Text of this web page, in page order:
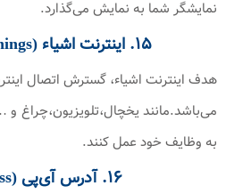
نمایشگر شما به نمایش می‌گذارد.
۱۵. اینترنت اشیاء (Internet of Things)
هدف اینترنت اشیاء، گسترش اتصال
می‌باشد.مانند یخچال،تلویزیون،چراغ و
به وظایف خود عمل کنند.
۱۶. آدرس آی‌پی (IP Address)